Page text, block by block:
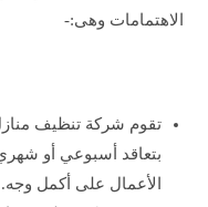
الاهتمامات وهى:-
تقوم شركة تنظيف
بتعاقد أسبوعي أو
الأعمال على أكمل وجه.